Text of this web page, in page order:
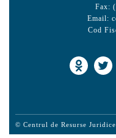
Fax:
Email:
Cod
© Centrul de Resurse